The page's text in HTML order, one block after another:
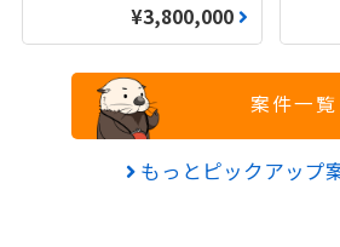
¥3,800,000
案件一覧
もっとピックアップ